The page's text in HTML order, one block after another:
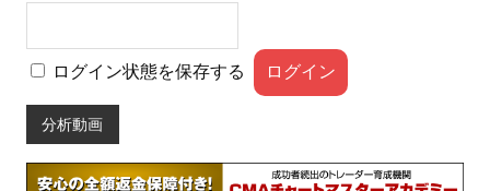
ログイン状態を保存する
分析動画